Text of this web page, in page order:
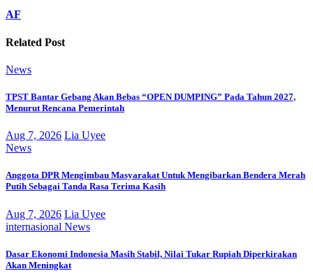
AF
Related Post
News
TPST Bantar Gebang Akan Bebas “OPEN DUMPING” Pada Tahun 2027,
Menurut Rencana Pemerintah
Aug 7, 2026 Lia Uyee
News
Anggota DPR Mengimbau Masyarakat Untuk Mengibarkan Bendera Merah
Putih Sebagai Tanda Rasa Terima Kasih
Aug 7, 2026 Lia Uyee
internasional News
Dasar Ekonomi Indonesia Masih Stabil, Nilai Tukar Rupiah Diperkirakan
Akan Meningkat